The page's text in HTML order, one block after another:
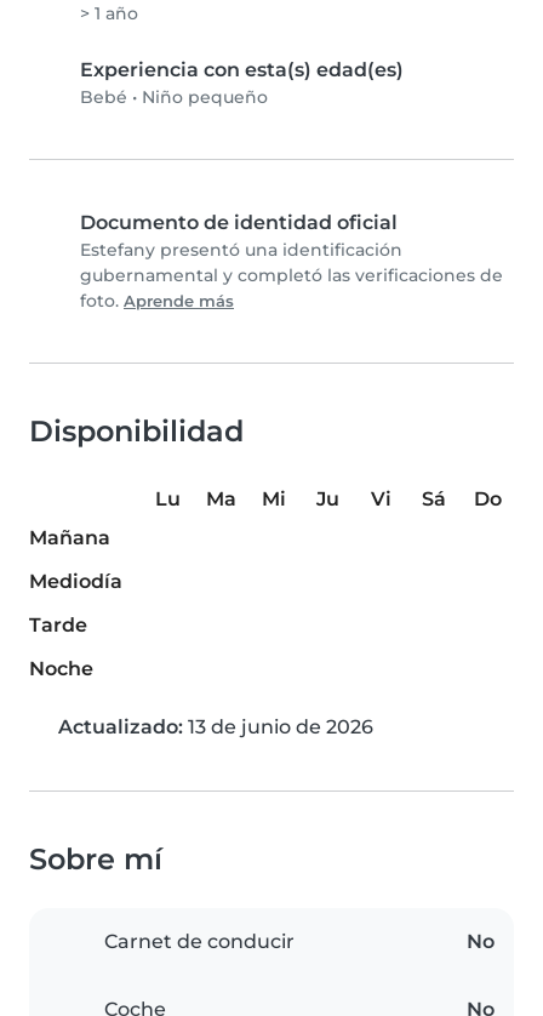
> 1 año
Experiencia con esta(s) edad(es)
Bebé • Niño pequeño
Documento de identidad oficial
Estefany presentó una identificación
gubernamental y completó las verificaciones de
foto. Aprende más
Disponibilidad
Lu Ma Mi Ju Vi Sá
Do
Mañana
Mediodía
Tarde
Noche
Actualizado: 13 de junio de 2026
Sobre mí
Carnet de conducir No
Coche No